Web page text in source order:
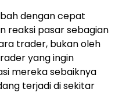
dengan cepat
reaksi pasar sebagian
trader, bukan oleh
yang ingin
mereka sebaiknya
terjadi di sekitar